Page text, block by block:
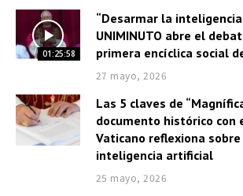
01:25:58
“Desarmar la
UNIMINUTO abre el
primera encíclica social
27 mayo, 2026
Las 5 claves de
documento histórico con
Vaticano reflexiona
inteligencia artificial
25 mayo, 2026